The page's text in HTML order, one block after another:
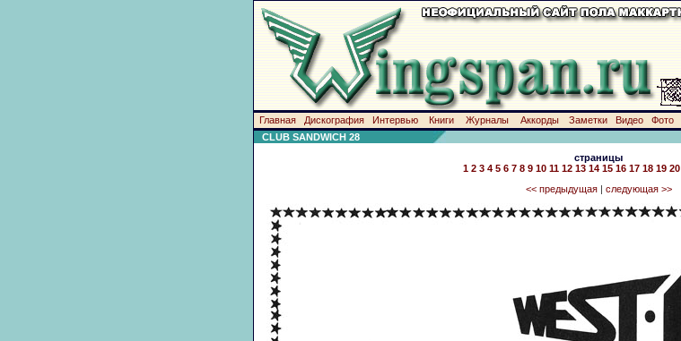
Главная Дискография Интервью Книги Журналы Аккорды Заметки Видео Фото
CLUB SANDWICH 28
страницы
1 2 3 4 5 6 7 8 9 10 11 12 13 14 15 16 17 18 19 20
<< предыдущая| следующая >>